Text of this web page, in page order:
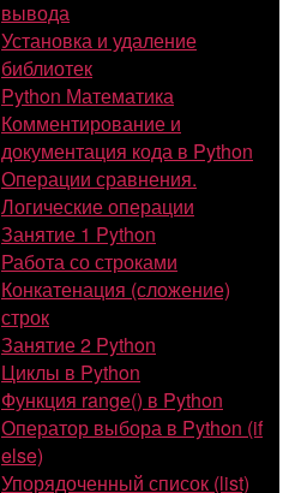
вывода
Установка и удаление
библиотек
Python Математика
Комментирование и
документация кода в Python
Операции сравнения.
Логические операции
Занятие 1 Python
Работа со строками
Конкатенация (сложение)
строк
Занятие 2 Python
Циклы в Python
Функция range() в Python
Оператор выбора в Python (if
else)
Упорядоченный список (list)